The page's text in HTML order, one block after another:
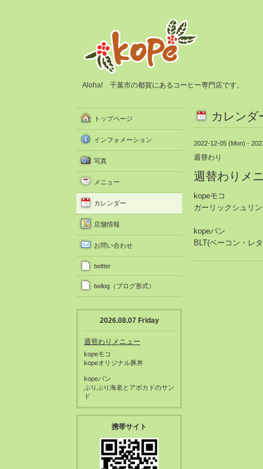
Aloha! 千葉市の都賀にあるコーヒー専門店です。
カレンダ
2022-12-05 (Mon) -
週替わり
週替わりメ
kopeモコ
ガーリックシュリ
kopeパン
BLT(ベーコン・レ
トップページ
インフォメーション
写真
メニュー
カレンダー
店舗情報
お問い合わせ
twitter
twilog（ブログ形式）
2026.08.07 Friday
週替わりメニュー
kopeモコ
kopeオリジナル豚丼
kopeパン
ぷりぷり海老とアボカドのサン
ド
携帯サイト